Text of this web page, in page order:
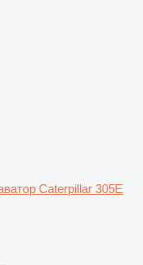
Caterpillar 305E